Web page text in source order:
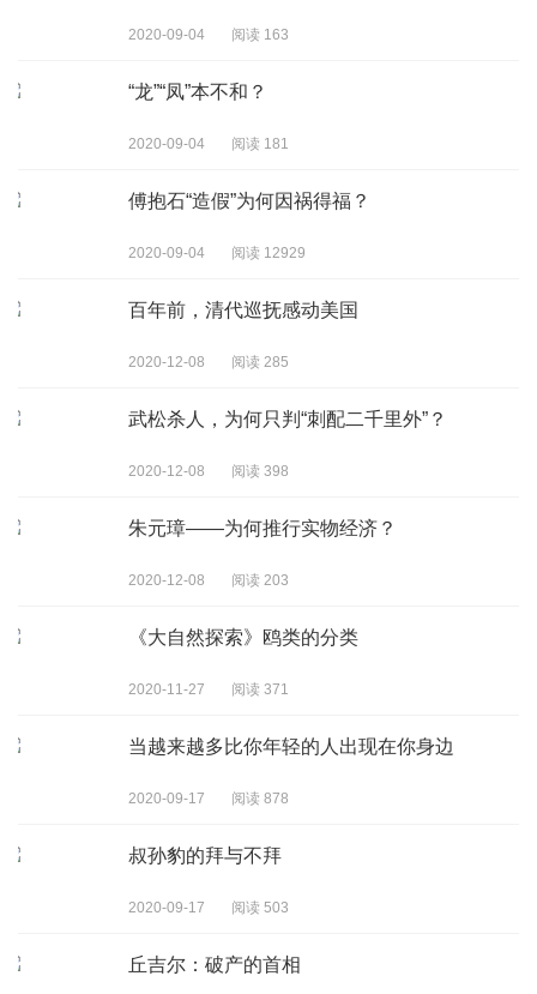
2020-09-04 阅读 163
“龙”“凤”本不和？
2020-09-04 阅读 181
傅抱石“造假”为何因祸得福？
2020-09-04 阅读 12929
百年前，清代巡抚感动美国
2020-12-08 阅读 285
武松杀人，为何只判“刺配二千里外”？
2020-12-08 阅读 398
朱元璋——为何推行实物经济？
2020-12-08 阅读 203
《大自然探索》鸥类的分类
2020-11-27 阅读 371
当越来越多比你年轻的人出现在你身边
2020-09-17 阅读 878
叔孙豹的拜与不拜
2020-09-17 阅读 503
丘吉尔：破产的首相